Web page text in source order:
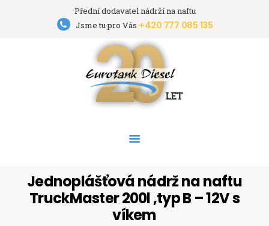
Přední dodavatel nádrží na naftu
Jsme tu pro Vás +420 777 085 135
Jednoplášťová nádrž na naftu
TruckMaster 200l ,typ B – 12V s
víkem
Eurotank Diesel s.r.o.
Přední dodavatel nádrží na naftu
HOME
NÁDRŽE
PRONÁJEM NÁDRŽÍ
KONTAKT